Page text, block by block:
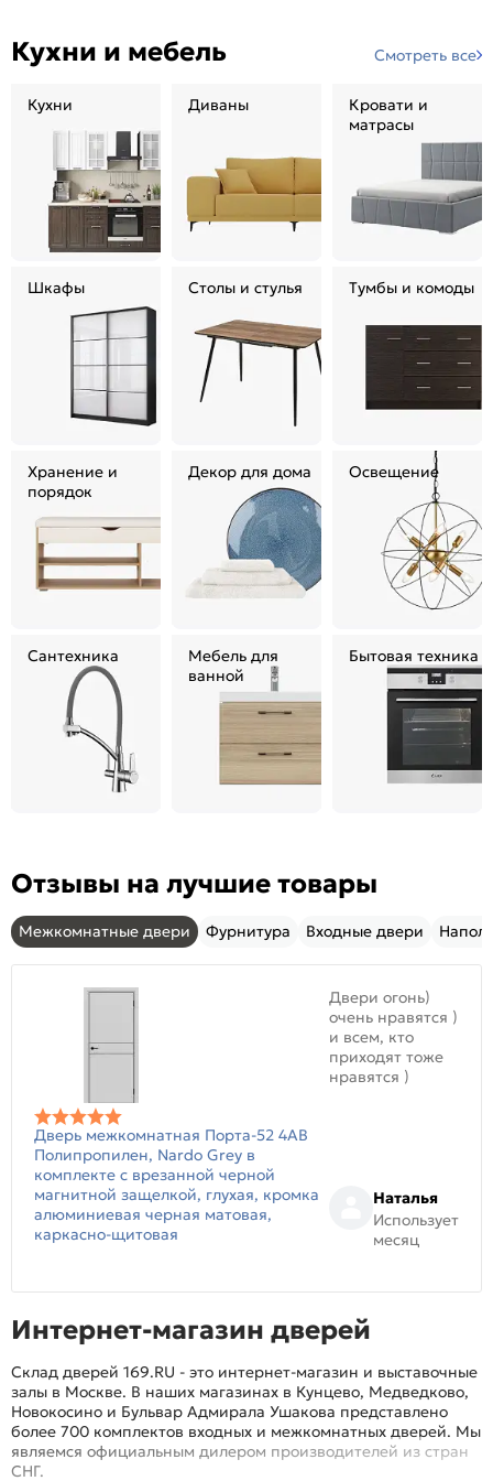
Кухни и мебель Смотреть все
Кухни Диваны
Кровати и
матрасы
Шкафы Столы и стулья Тумбы и комоды
Хранение и
порядок
Декор для дома Освещение
Сантехника
Мебель для
ванной
Бытовая техника
Отзывы на лучшие товары
Межкомнатные двери Фурнитура Входные двери
Дверь межкомнатная Порта-52 4AB
Полипропилен, Nardo Grey в
комплекте с врезанной черной
магнитной защелкой, глухая, кромка
алюминиевая черная матовая,
каркасно-щитовая
Двери огонь)
очень нравятся )
и всем, кто
приходят тоже
нравятся )
Наталья
Использует
месяц
Интернет-магазин дверей
Склад дверей 169.RU - это интернет-магазин и выставочные
залы в Москве. В наших магазинах в Кунцево, Медведково,
Новокосино и Бульвар Адмирала Ушакова представлено
более 700 комплектов входных и межкомнатных дверей. Мы
являемся официальным дилером производителей из стран
СНГ.